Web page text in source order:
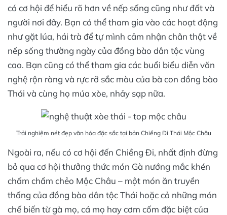
có cơ hội để hiểu rõ hơn về nếp sống cũng như đất và
người nơi đây. Bạn có thể tham gia vào các hoạt động
như gặt lúa, hái trà để tự mình cảm nhận chân thật về
nếp sống thường ngày của đồng bào dân tộc vùng
cao. Bạn cũng có thể tham gia các buổi biểu diễn văn
nghệ rộn ràng và rực rỡ sắc màu của bà con đồng bào
Thái và cùng họ múa xòe, nhảy sạp nữa.
Trải nghiệm nét đẹp văn hóa đặc sắc tại bản Chiềng Đi Thái Mộc Châu
Ngoài ra, nếu có cơ hội đến Chiềng Đi, nhất định đừng
bỏ qua cơ hội thưởng thức món Gà nướng mắc khén
chấm chẩm chẻo Mộc Châu – một món ăn truyền
thống của đồng bào dân tộc Thái hoặc cả những món
chế biến từ gà mọ, cá mọ hay cơm cốm đặc biệt của